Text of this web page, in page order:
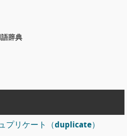
辞典
プリケート（duplicate）